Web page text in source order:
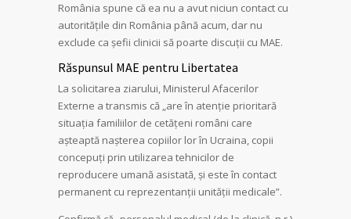
România spune că ea nu a avut niciun contact cu
autoritățile din România până acum, dar nu
exclude ca șefii clinicii să poarte discuții cu MAE.
Răspunsul MAE pentru Libertatea
La solicitarea ziarului, Ministerul Afacerilor
Externe a transmis că „are în atenție prioritară
situația familiilor de cetățeni români care
așteaptă nașterea copiilor lor în Ucraina, copii
concepuți prin utilizarea tehnicilor de
reproducere umană asistată, și este în contact
permanent cu reprezentanții unității medicale”.